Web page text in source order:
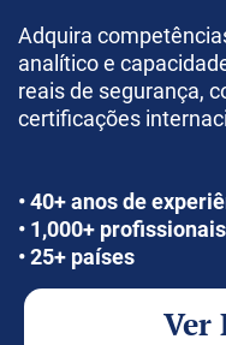
Adquira
analítico e
reais de segurança,
certificações
• 40+ anos de
• 1,000+
• 25+ países
Ver